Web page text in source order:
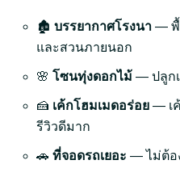
🏚️ บรรยากาศโรงนา — พื้
และสวนภายนอก
🌸 โซนทุ่งดอกไม้ — ปลูก
🍰 เค้กโฮมเมดอร่อย — เ
รีวิวดีมาก
🚗 ที่จอดรถเยอะ — ไม่ต้อ